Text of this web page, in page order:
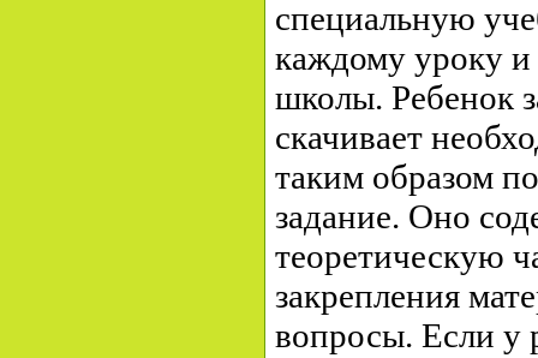
специальную
каждому уроку и
школы. Ребенок
скачивает
таким образом
задание. Оно
теоретическую
закрепления
вопросы. Если у